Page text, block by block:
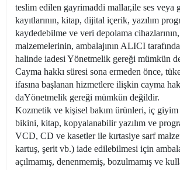
teslim edilen gayrimaddi mallar,ile ses veya
kayıtlarının, kitap, dijital içerik, yazılım
kaydedebilme ve veri depolama
malzemelerinin, ambalajının ALICI
halinde iadesi Yönetmelik gereği mümkün
Cayma hakkı süresi sona ermeden önce,
ifasına başlanan hizmetlere ilişkin cayma
daYönetmelik gereği mümkün değildir.
Kozmetik ve kişisel bakım ürünleri, iç
bikini, kitap, kopyalanabilir yazılım ve
VCD, CD ve kasetler ile kırtasiye sarf
kartuş, şerit vb.) iade edilebilmesi için
açılmamış, denenmemiş, bozulmamış ve